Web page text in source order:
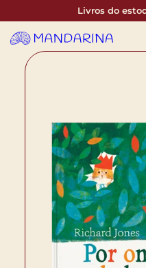
Livros do